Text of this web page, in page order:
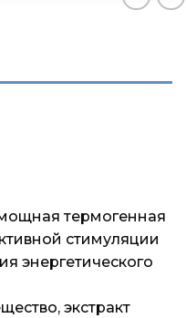
термогенная
стимуляции
энергетического
экстракт